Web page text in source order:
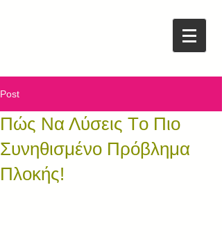
Post
Πώς Να Λύσεις Tο Πιο
Συνηθισμένο Πρόβλημα
Πλοκής!